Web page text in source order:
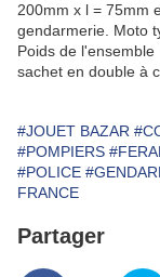
200mm x l = 75mm
gendarmerie. Moto
Poids de
sachet en double à
#JOUET BAZAR
#POMPIERS #FERAL
#POLICE
FRANCE
Partager